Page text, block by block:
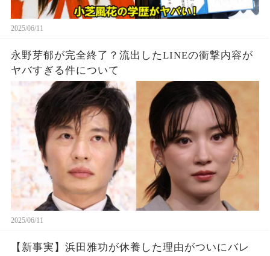
2025/06/11
永野芽郁が完全終了？流出したLINEの衝撃内容が
ヤバすぎる件について
2025/06/11
【新事実】浜田雅功が休養した理由がついにバレ